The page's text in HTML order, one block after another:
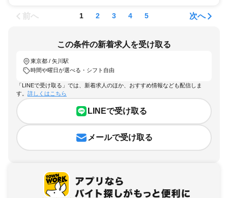
前へ 1 2 3 4 5 次へ
この条件の新着求人を受け取る
東京都 / 矢川駅
時間や曜日が選べる・シフト自由
「LINEで受け取る」では、新着求人のほか、おすすめ情報なども配信しま
す。 詳しくはこちら
LINEで受け取る
メールで受け取る